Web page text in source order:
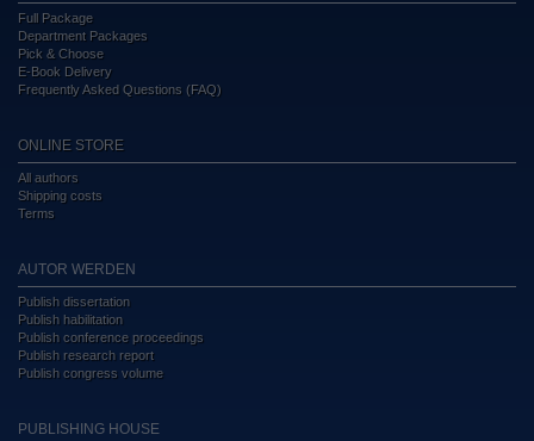
Full Package
Department Packages
Pick & Choose
E-Book Delivery
Frequently Asked Questions (FAQ)
ONLINE STORE
All authors
Shipping costs
Terms
AUTOR WERDEN
Publish dissertation
Publish habilitation
Publish conference proceedings
Publish research report
Publish congress volume
PUBLISHING HOUSE